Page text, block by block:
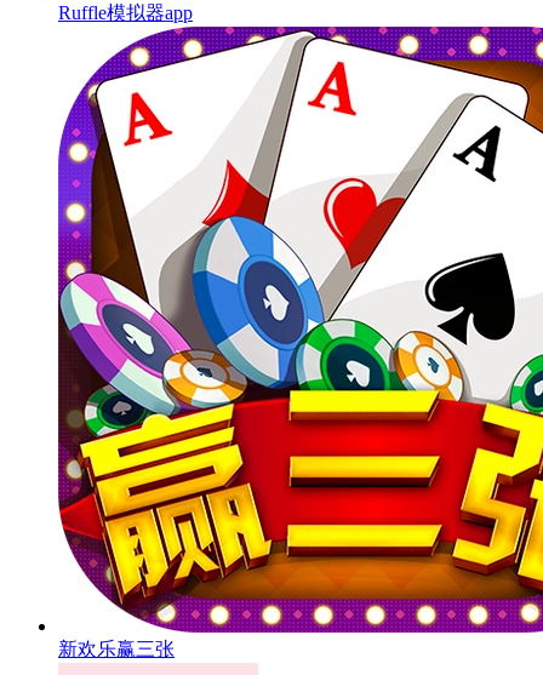
Ruffle模拟器app
新欢乐赢三张